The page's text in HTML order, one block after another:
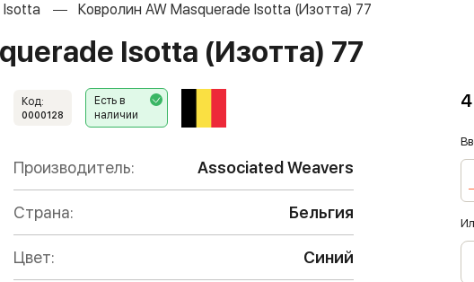
Isotta Ковролин AW Masquerade Isotta (Изотта) 77
Isotta (Изотта) 77
Код:
0000128
Есть в
наличии
Производитель: Associated Weavers
Страна: Бельгия
Цвет: Синий